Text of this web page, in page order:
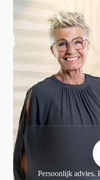
Persoonlijk advies.